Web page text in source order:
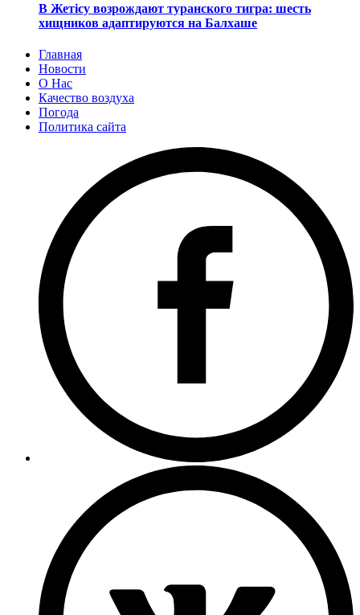
В Жетісу возрождают туранского тигра: шесть
хищников адаптируются на Балхаше
Главная
Новости
О Нас
Качество воздуха
Погода
Политика сайта